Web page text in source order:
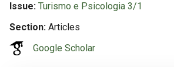
Issue Turismo e Psicologia 3/1
Section Articles
Google Scholar